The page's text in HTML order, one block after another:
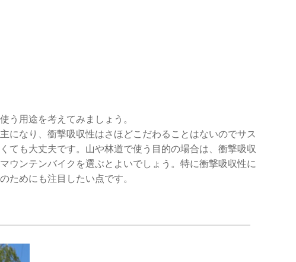
う用途を考えてみましょう。
になり、衝撃吸収性はさほどこだわることはないのでサス
ても大丈夫です。山や林道で使う目的の場合は、衝撃吸収
ウンテンバイクを選ぶとよいでしょう。特に衝撃吸収性に
ためにも注目したい点です。